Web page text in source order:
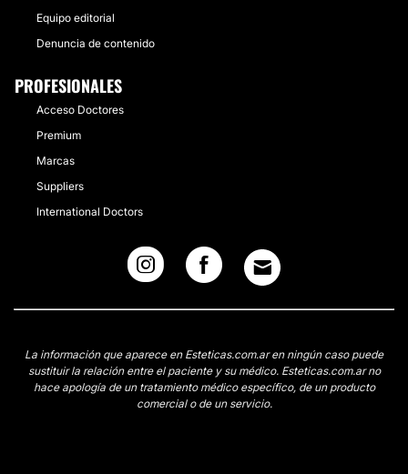
Equipo editorial
Denuncia de contenido
PROFESIONALES
Acceso Doctores
Premium
Marcas
Suppliers
International Doctors
La información que aparece en Esteticas.com.ar en ningún caso puede
sustituir la relación entre el paciente y su médico. Esteticas.com.ar no
hace apología de un tratamiento médico específico, de un producto
comercial o de un servicio.